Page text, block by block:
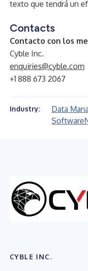
texto que tendrá un
Contacts
Contacto con los
Cyble Inc.
enquiries@cyble.com
+1 888 673 2067
Industry: Data
Software
CYBLE INC.